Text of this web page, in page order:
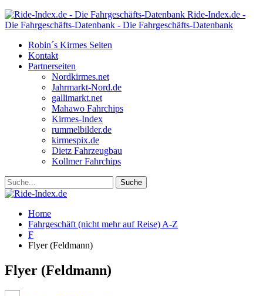
Ride-Index.de -
Die Fahrgeschäfts-Datenbank - Die Fahrgeschäfts-Datenbank
Robin´s Kirmes Seiten
Kontakt
Partnerseiten
Nordkirmes.net
Jahrmarkt-Nord.de
gallimarkt.net
Mahawo Fahrchips
Kirmes-Index
rummelbilder.de
kirmespix.de
Dietz Fahrzeugbau
Kollmer Fahrchips
Home
Fahrgeschäft (nicht mehr auf Reise) A-Z
F
Flyer (Feldmann)
Flyer (Feldmann)